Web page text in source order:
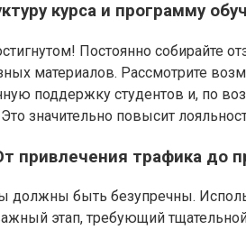
курса и программу
Постоянно
материалов. Рассмотрите
поддержку студентов и, по
значительно повысит
привлечения трафика до
быть безупречны.
этап, требующий